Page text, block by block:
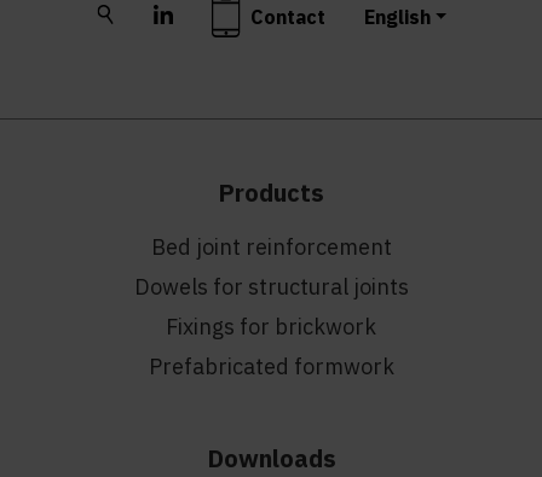
BuscarLinkedIn Contact English
Products
Bed joint reinforcement
Dowels for structural joints
Fixings for brickwork
Prefabricated formwork
Downloads